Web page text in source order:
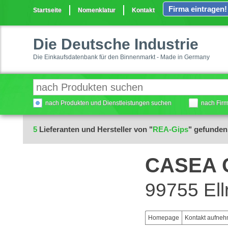
Startseite Nomenklatur Kontakt Firma eintragen!
Die Deutsche Industrie
Die Einkaufsdatenbank für den Binnenmarkt - Made in Germany
nach Produkten und Dienstleistungen suchen nach
5 Lieferanten und Hersteller von "REA-Gips" gefunden
CASEA
99755
Homepage Kontakt